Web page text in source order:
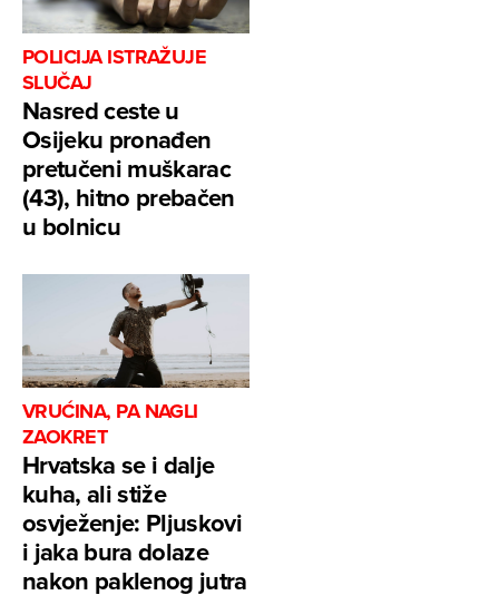
POLICIJA ISTRAŽUJE
SLUČAJ
Nasred ceste u
Osijeku pronađen
pretučeni muškarac
(43), hitno prebačen
u bolnicu
VRUĆINA, PA NAGLI
ZAOKRET
Hrvatska se i dalje
kuha, ali stiže
osvježenje: Pljuskovi
i jaka bura dolaze
nakon paklenog jutra